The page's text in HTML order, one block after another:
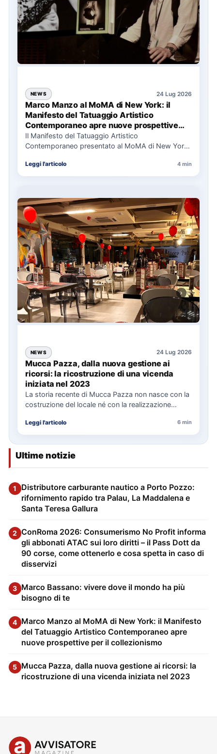
NEWS 24 Lug 2026
Marco Manzo al MoMA di New York: il
Manifesto del Tatuaggio Artistico
Contemporaneo apre nuove prospettive
per il collezionismo
Il Manifesto del Tatuaggio Artistico
Contemporaneo presentato al MoMA di New York
Leggi l'articolo 4 min
NEWS 24 Lug 2026
Mucca Pazza, dalla nuova gestione ai
ricorsi: la ricostruzione di una vicenda
iniziata nel 2023
La storia recente di Mucca Pazza non nasce con la
costruzione del locale né con la realizzazione
Leggi l'articolo 6 min
Ultime notizie
1
Distributore carburante nautico a Porto Pozzo:
rifornimento rapido tra Palau, La Maddalena e
Santa Teresa Gallura
2 ConRoma 2026: Consumerismo No Profit informa
gli abbonati ATAC sui loro diritti – il Pass Dott da
90 corse, come ottenerlo e cosa spetta in caso di
disservizi
3 Marco Bassano: vivere dove il mondo ha più
bisogno di te
4 Marco Manzo al MoMA di New York: il Manifesto
del Tatuaggio Artistico Contemporaneo apre
nuove prospettive per il collezionismo
5 Mucca Pazza, dalla nuova gestione ai ricorsi: la
ricostruzione di una vicenda iniziata nel 2023